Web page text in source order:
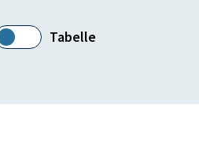
Tabelle